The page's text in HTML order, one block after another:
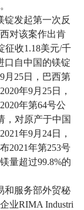
锭发起第一次反
对该案作出肯
征收1.18美元/千
口自中国的镁锭
9月 25日，巴西第
2020年9月 25日，
2020年第64号公
，对原产于中国
2021年9月 24日，
2021年第253号
量超过99.8%的
和服务部外贸秘
业RIMA Industri